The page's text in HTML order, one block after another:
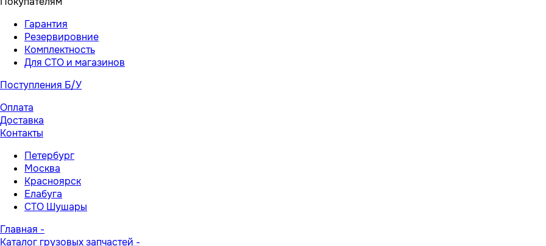
Гарантия
Резервировние
Комплектность
Для СТО и магазинов
Поступления Б/У
Оплата
Доставка
Контакты
Петербург
Москва
Красноярск
Елабуга
СТО Шушары
Главная -
Каталог грузовых запчастей -